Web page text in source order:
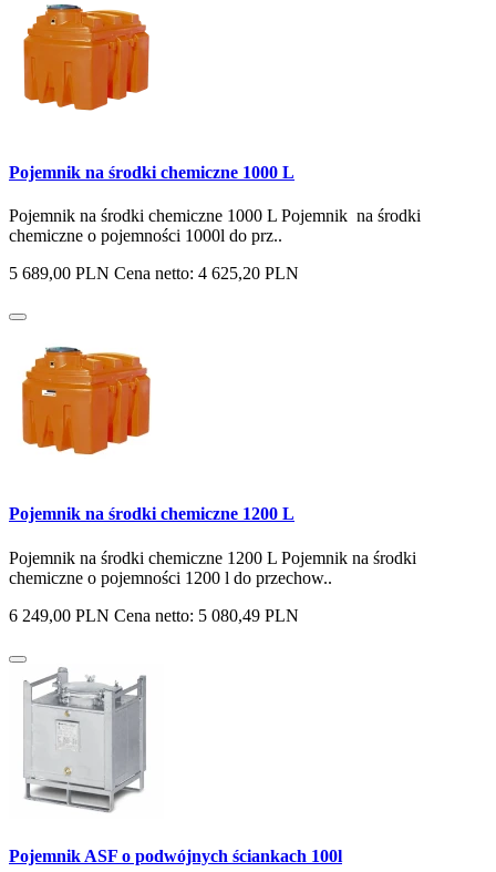
Pojemnik na środki chemiczne 1000 L
Pojemnik na środki chemiczne 1000 L Pojemnik na środki
chemiczne o pojemności 1000l do prz..
5 689,00 PLN Cena netto: 4 625,20 PLN
Pojemnik na środki chemiczne 1200 L
Pojemnik na środki chemiczne 1200 L Pojemnik na środki
chemiczne o pojemności 1200 l do przechow..
6 249,00 PLN Cena netto: 5 080,49 PLN
Pojemnik ASF o podwójnych ściankach 100l